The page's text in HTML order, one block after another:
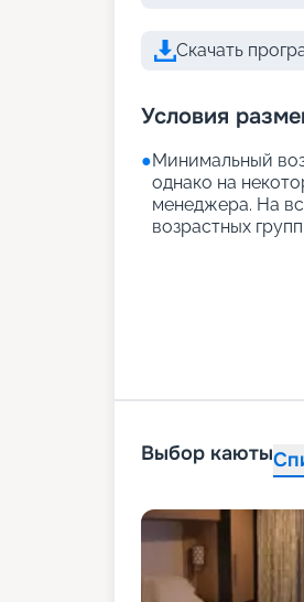
Скачать
Условия
●Минимальный
однако на
менеджера. На
возрастных
Выбор каюты